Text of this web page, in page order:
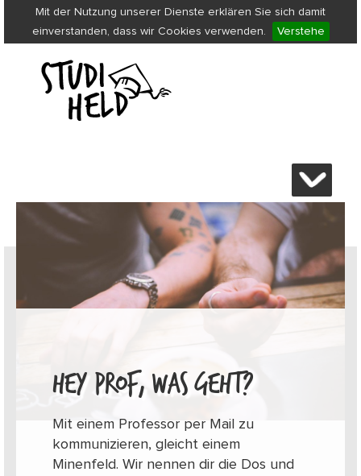
Mit der Nutzung unserer Dienste erklären Sie sich damit
einverstanden, dass wir Cookies verwenden.
Verstehe
HEY PROF, WAS GEHT?
Mit einem Professor per Mail zu
kommunizieren, gleicht einem
Minenfeld. Wir nennen dir die Dos und